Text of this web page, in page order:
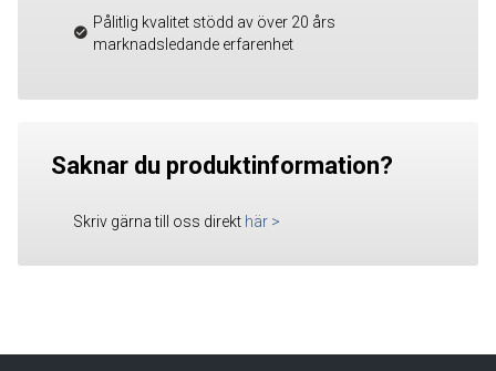
Pålitlig kvalitet stödd av över 20 års
marknadsledande erfarenhet
Saknar du produktinformation?
Skriv gärna till oss direkt här >